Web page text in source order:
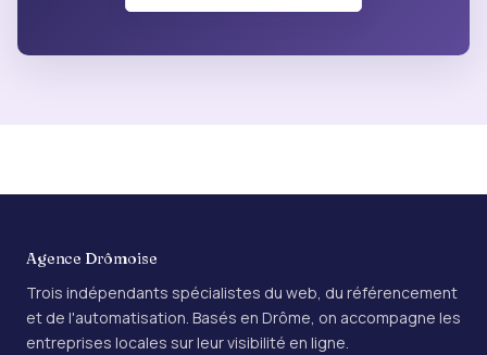
Agence Drômoise
Trois indépendants spécialistes du web, du référencement
et de l'automatisation. Basés en Drôme, on accompagne les
entreprises locales sur leur visibilité en ligne.